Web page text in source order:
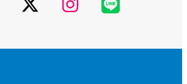
X Instagram
公
式